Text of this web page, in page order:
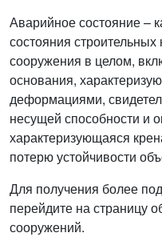
Аварийное состояние –
состояния строительных
сооружения в целом,
основания,
деформациями,
несущей способности и
характеризующаяся
потерю устойчивости
Для получения более
перейдите на страницу
сооружений.